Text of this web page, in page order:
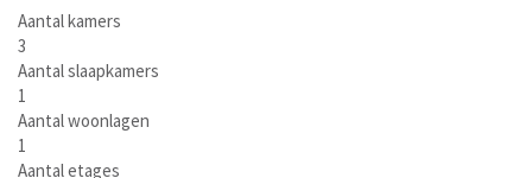
Aantal kamers
3
Aantal slaapkamers
1
Aantal woonlagen
1
Aantal etages